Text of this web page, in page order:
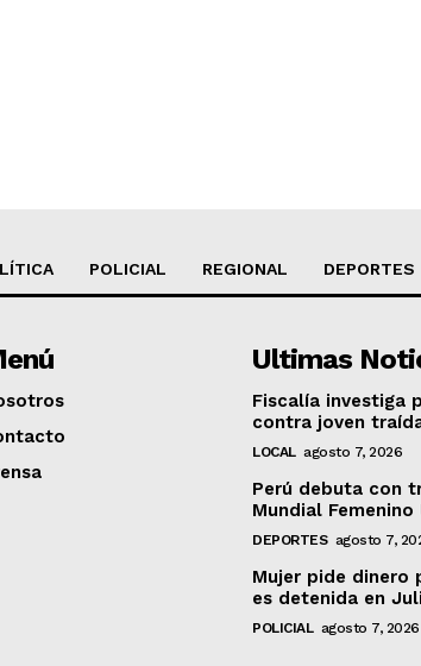
POLICIAL REGIONAL DEPORTES
Ultimas
Fiscalía investiga
contra joven
LOCAL agosto 7, 2026
Perú debuta con
Mundial Femenino
DEPORTES agosto 7,
Mujer pide dinero
es detenida en
POLICIAL agosto 7, 2026